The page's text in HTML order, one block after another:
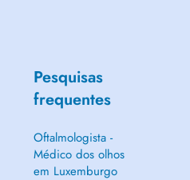
Pesquisas
frequentes
Oftalmologista -
Médico dos olhos
em Luxemburgo